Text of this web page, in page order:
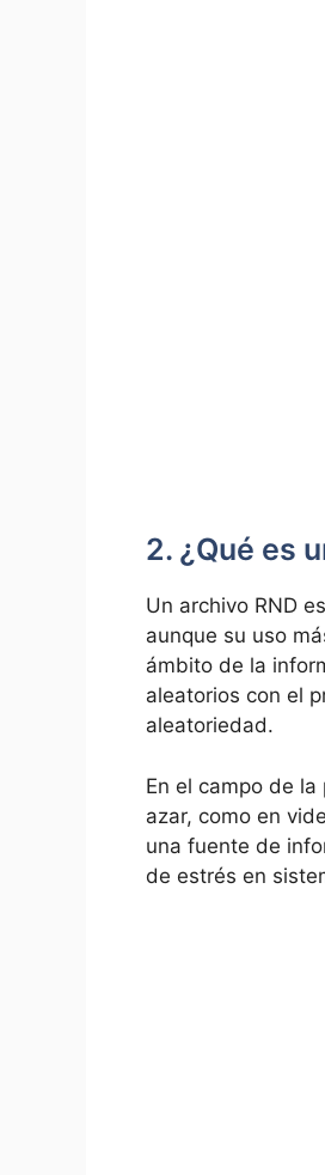
2. ¿Qué es
Un archivo RND
aunque su uso
ámbito de la
aleatorios con el
aleatoriedad.
En el campo de
azar, como en
una fuente de
de estrés en